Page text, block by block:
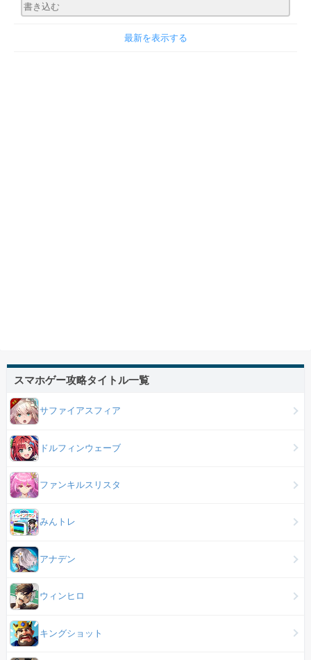
最新を表示する
スマホゲー攻略タイトル一覧
サファイアスフィア
ドルフィンウェーブ
ファンキルスリスタ
みんトレ
アナデン
ウィンヒロ
キングショット